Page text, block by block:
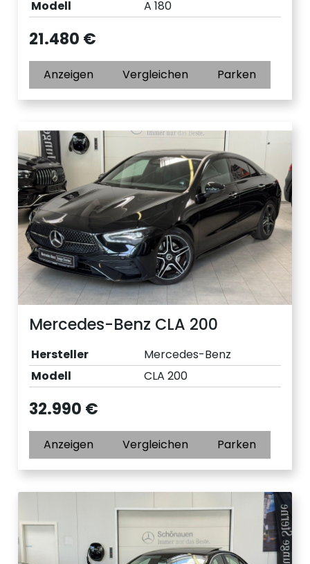
Modell A 180
21.480 €
Anzeigen Vergleichen Parken
Mercedes-Benz CLA 200
Hersteller
Mercedes-Benz
Modell
CLA 200
32.990 €
Anzeigen Vergleichen Parken